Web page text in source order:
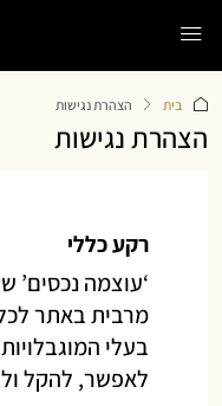
בית הצהרת נגישות
הצהרת נגישות
רקע כללי
‘עוצמה נכסים’
מרבית באתר
בעלי
לאפשר, להקל